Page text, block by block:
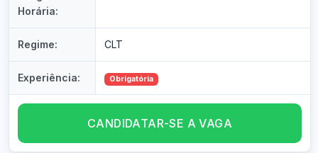
Horária:
Regime: CLT
Experiência: Obrigatória
CANDIDATAR-SE A VAGA